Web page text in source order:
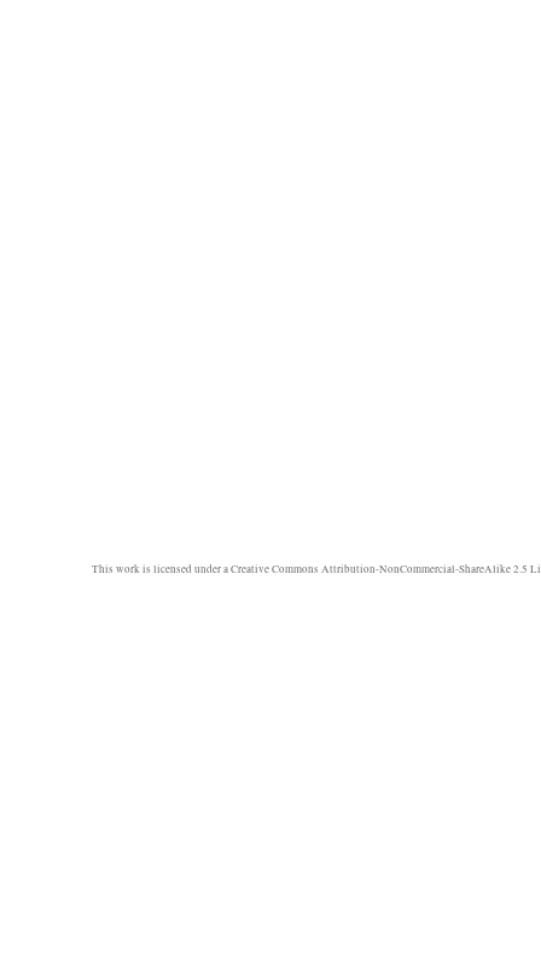
This work is licensed under aCreative Commons Attribution-NonCommercial-ShareAlike 2.5